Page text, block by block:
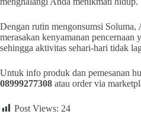
Dengan rutin mengonsumsi Soluma,
merasakan kenyamanan pencernaan
sehingga aktivitas sehari-hari tidak
Untuk info produk dan pemesanan
08999277308 atau order via
Post Views: 24